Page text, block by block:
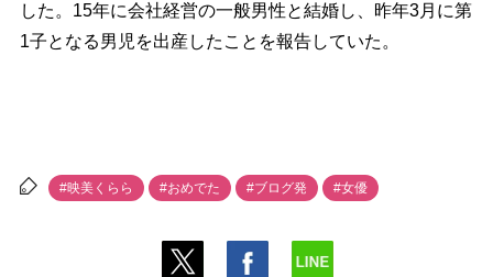
した。15年に会社経営の一般男性と結婚し、昨年3月に第
1子となる男児を出産したことを報告していた。
#映美くらら #おめでた #ブログ発 #女優